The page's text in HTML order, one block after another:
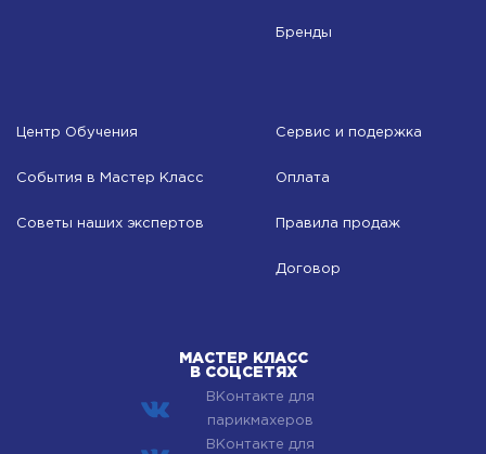
Бренды
Центр Обучения
События в Мастер Класс
Советы наших экспертов
Сервис и подержка
Оплата
Правила продаж
Договор
МАСТЕР КЛАСС
В СОЦСЕТЯХ
ВКонтакте для
парикмахеров
ВКонтакте для